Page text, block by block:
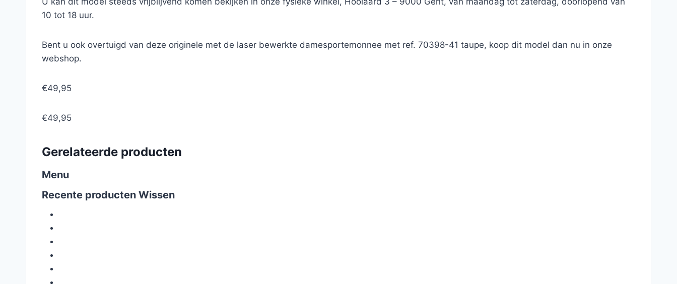
10 tot 18 uur.
Bent u ook overtuigd van deze originele met de laser bewerkte damesportemonnee met ref. 70398-41 taupe, koop dit model dan nu in onze
webshop.
€49,95
€49,95
Gerelateerde producten
Menu
Recente producten Wissen